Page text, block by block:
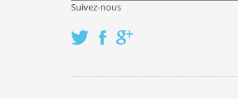
Suivez-nous